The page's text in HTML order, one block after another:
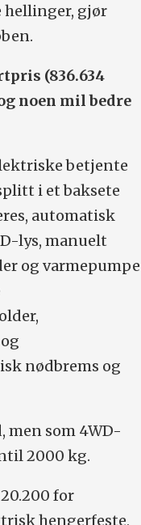
hellinger, gjør
(836.634
noen mil bedre
betjente
i et baksete
automatisk
lys, manuelt
og varmepumpe
nødbrems og
men som 4WD-
2000 kg.
20.200 for
hengerfeste,